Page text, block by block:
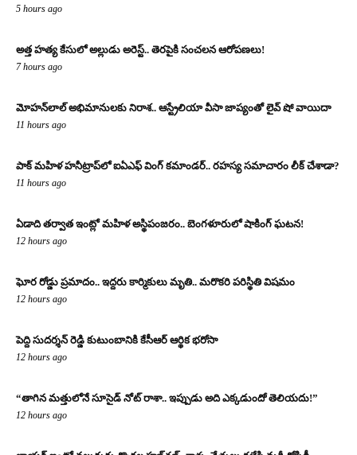
5 hours ago
అత్త హత్య కేసులో అల్లుడు అరెస్ట్.. తెరపైకి సంచలన ఆరోపణలు!
7 hours ago
మోహన్‌లాల్ అభిమానులకు నిరాశ.. ఆస్ట్రేలియా వీసా జాప్యంతో లైవ్ షో వాయిదా
11 hours ago
పాక్ మహిళ హనీట్రాప్‌లో ఐఏఎఫ్ వింగ్ కమాండర్.. రహస్య సమాచారం లీక్ చేశాడా?
11 hours ago
ఏడాది తర్వాత ఇంట్లో మహిళ అస్థిపంజరం.. బెంగళూరులో షాకింగ్ ఘటన!
12 hours ago
ఘోర రోడ్డు ప్రమాదం.. ఇద్దరు కార్మికులు మృతి.. మరొకరి పరిస్థితి విషమం
12 hours ago
పెద్ది సుదర్శన్ రెడ్డి కుటుంబానికి కేసీఆర్ ఆర్థిక భరోసా
12 hours ago
“తాగిన మత్తులోనే సూసైడ్ నోట్ రాశా.. ఇప్పుడు అది ఎక్కడుందో తెలియదు!”
12 hours ago